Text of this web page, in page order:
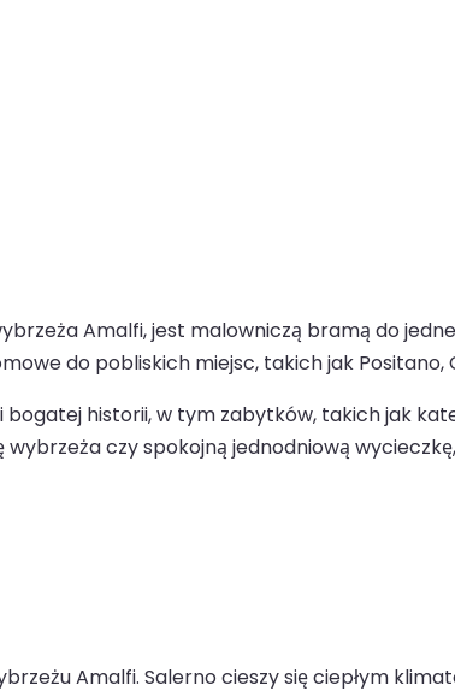
Amalfi, jest malowniczą bramą do
do pobliskich miejsc, takich jak Positano,
bogatej historii, w tym zabytków, takich jak
czy spokojną jednodniową
Amalfi. Salerno cieszy się ciepłym